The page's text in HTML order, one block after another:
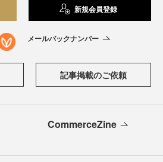
新規会員登録
メールバックナンバー
記事掲載のご依頼
CommerceZine